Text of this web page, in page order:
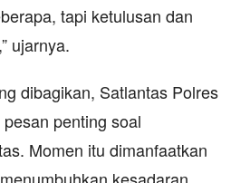
tapi ketulusan dan
ujarnya.
dibagikan, Satlantas Polres
penting soal
Momen itu dimanfaatkan